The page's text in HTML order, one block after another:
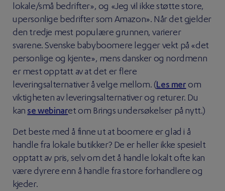
lokale/små bedrifter», og «Jeg vil ikke støtte store,
upersonlige bedrifter som Amazon». Når det gjelder
den tredje mest populære grunnen, varierer
svarene. Svenske babyboomere legger vekt på «det
personlige og kjente», mens dansker og nordmenn
er mest opptatt av at det er flere
leveringsalternativer å velge mellom. (Les merom
viktigheten av leveringsalternativer og returer. Du
kanse webinaret om Brings undersøkelser på nytt.)
Det beste med å finne ut at boomere er glad i å
handle fra lokale butikker? De er heller ikke spesielt
opptatt av pris, selv om det å handle lokalt ofte kan
være dyrere enn å handle fra store forhandlere og
kjeder.